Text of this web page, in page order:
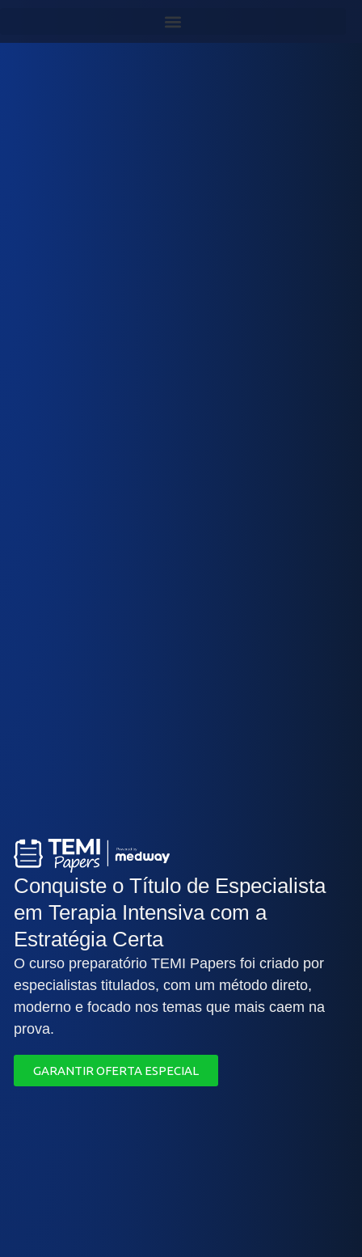
Conquiste o Título de Especialista
em Terapia Intensiva com a
Estratégia Certa
O curso preparatório TEMI Papers foi criado por
especialistas titulados, com um método direto,
moderno e focado nos temas que mais caem na
prova.
GARANTIR OFERTA ESPECIAL